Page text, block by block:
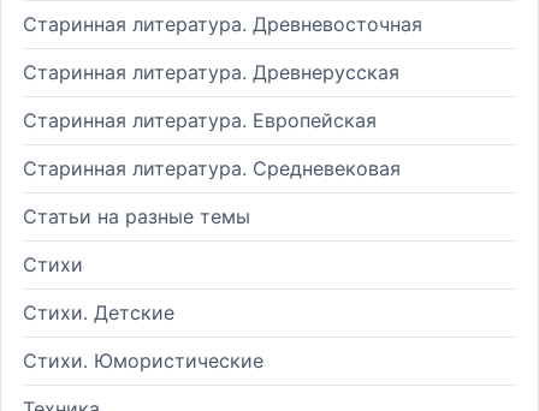
Старинная литература. Древневосточная
Старинная литература. Древнерусская
Старинная литература. Европейская
Старинная литература. Средневековая
Статьи на разные темы
Стихи
Стихи. Детские
Стихи. Юмористические